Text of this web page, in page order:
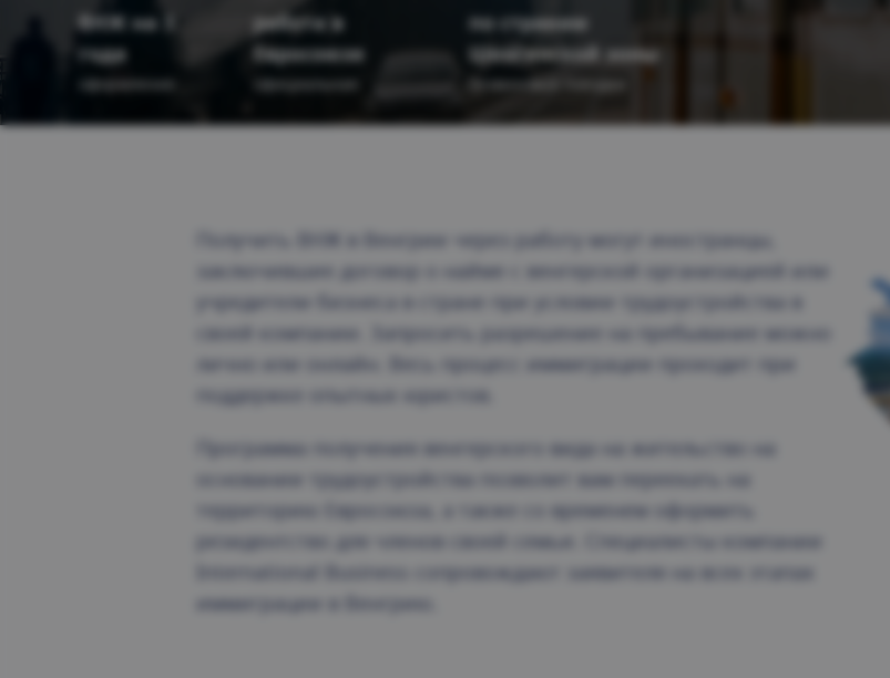
ВНЖ на 3
года
оформление
работа в
Евросоюзе
официальная
по странам
Шенгенской зоны
безвизовые поездки
Получить ВНЖ в Венгрии через работу могут иностранцы,
заключившие договор о найме с венгерской организацией или
учредители бизнеса в стране при условии трудоустройства в
своей компании. Запросить разрешение на пребывание можно
лично или онлайн. Весь процесс иммиграции проходит при
поддержке опытных юристов.
Программа получения венгерского вида на жительство на
основании трудоустройства позволит вам переехать на
территорию Евросоюза, а также со временем оформить
резидентство для членов своей семьи. Специалисты компании
International Business сопровождают заявителя на всех этапах
иммиграции в Венгрию.